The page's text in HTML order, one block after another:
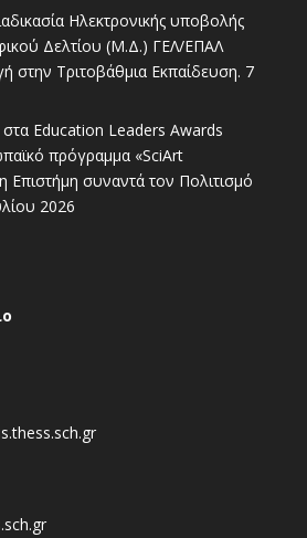
Ηλεκτρονικής υποβολής
Δελτίου (Μ.Δ.) ΓΕΛ/ΕΠΑΛ
στην Τριτοβάθμια Εκπαίδευση. 7
Education Leaders Awards
πρόγραμμα «SciArt
Επιστήμη συναντά τον Πολιτισμό
2026